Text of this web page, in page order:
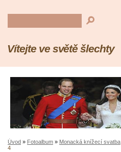
Vítejte ve světě šlechty
Úvod » Fotoalbum » Monacká knížecí svatba
4